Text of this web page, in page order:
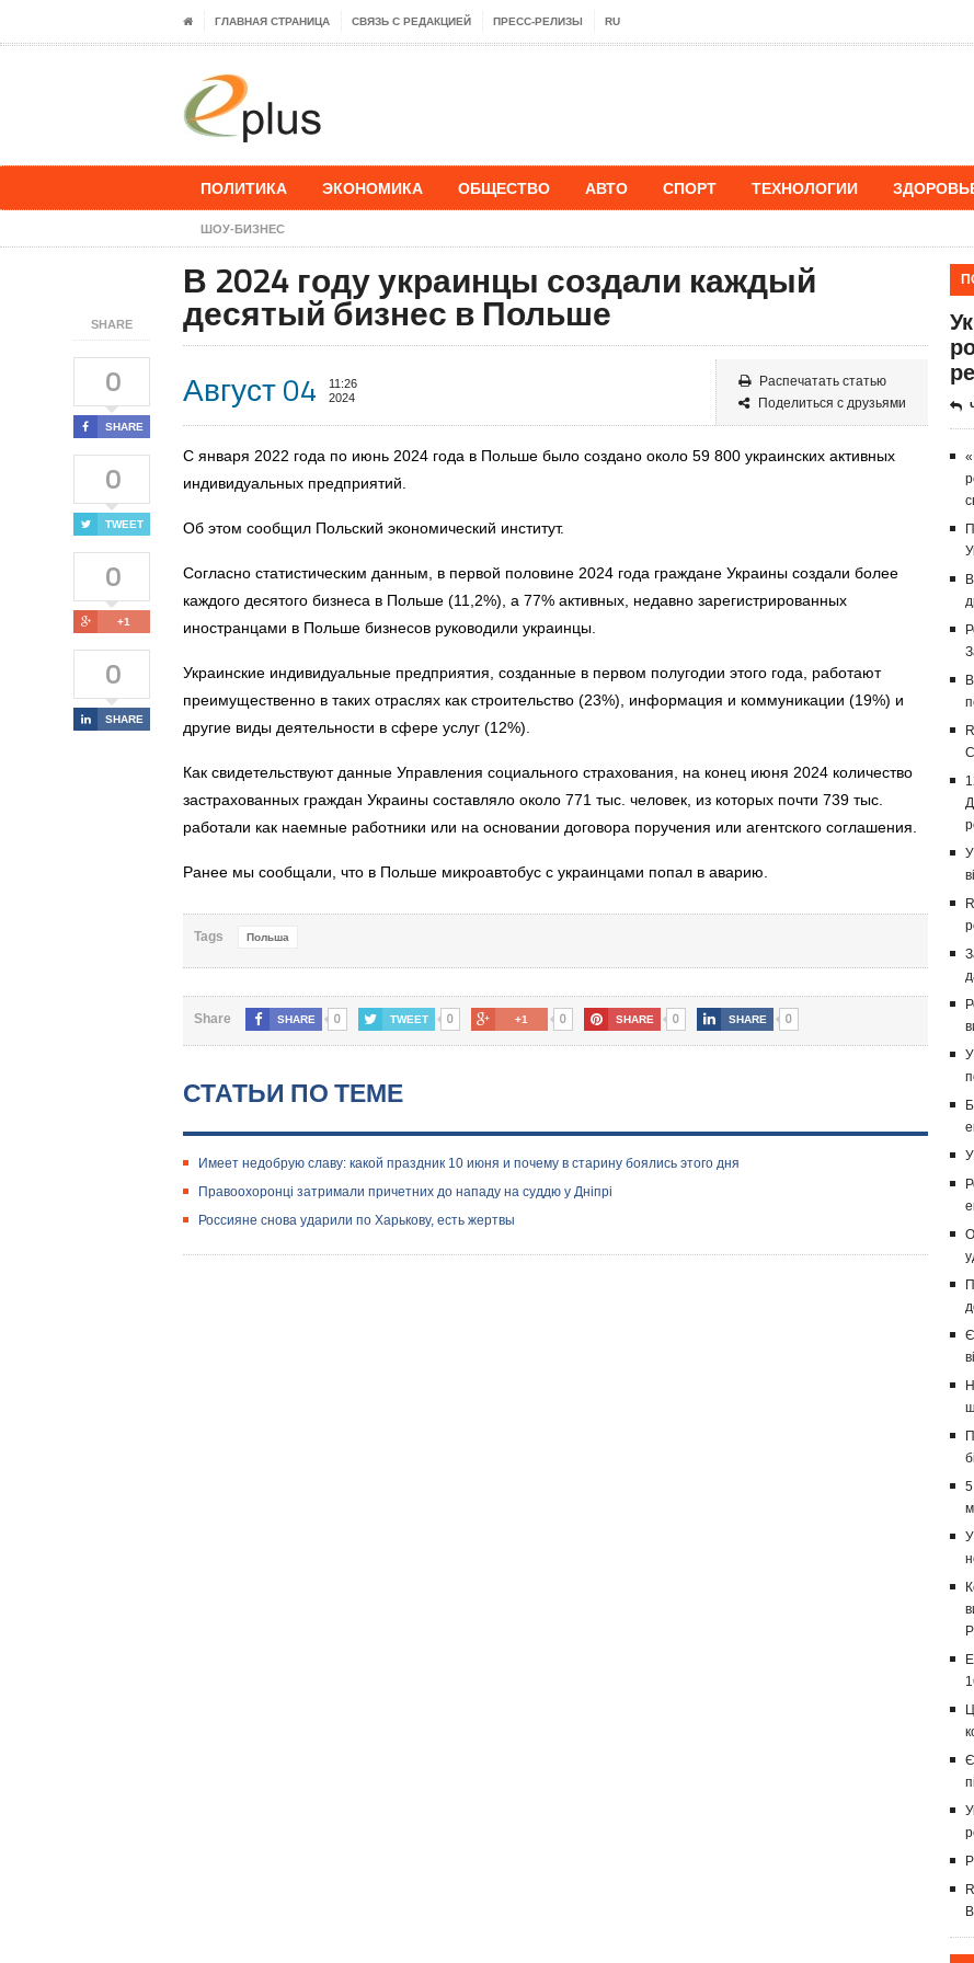
ГЛАВНАЯ СТРАНИЦА СВЯЗЬ С РЕДАКЦИЕЙ ПРЕСС-РЕЛИЗЫ RU
ПОЛИТИКА ЭКОНОМИКА ОБЩЕСТВО АВТО СПОРТ ТЕХНОЛОГИИ
ШОУ-БИЗНЕС
SHARE
0
SHARE
0
TWEET
0
+1
0
SHARE
В 2024 году украинцы создали каждый
десятый бизнес в Польше
Август 04
11:26
2024
Распечатать статью
Поделиться с друзьями
С января 2022 года по июнь 2024 года в Польше было создано около 59 800 украинских активных
индивидуальных предприятий.
Об этом сообщил Польский экономический институт.
Согласно статистическим данным, в первой половине 2024 года граждане Украины создали более
каждого десятого бизнеса в Польше (11,2%), а 77% активных, недавно зарегистрированных
иностранцами в Польше бизнесов руководили украинцы.
Украинские индивидуальные предприятия, созданные в первом полугодии этого года, работают
преимущественно в таких отраслях как строительство (23%), информация и коммуникации (19%) и
другие виды деятельности в сфере услуг (12%).
Как свидетельствуют данные Управления социального страхования, на конец июня 2024 количество
застрахованных граждан Украины составляло около 771 тыс. человек, из которых почти 739 тыс.
работали как наемные работники или на основании договора поручения или агентского соглашения.
Ранее мы сообщали, что в Польше микроавтобус с украинцами попал в аварию.
Tags Польша
Share SHARE 0 TWEET 0 +1 0 SHARE 0 SHARE 0
СТАТЬИ ПО ТЕМЕ
Имеет недобрую славу: какой праздник 10 июня и почему в старину боялись этого дня
Правоохоронці затримали причетних до нападу на суддю у Дніпрі
Россияне снова ударили по Харькову, есть жертвы